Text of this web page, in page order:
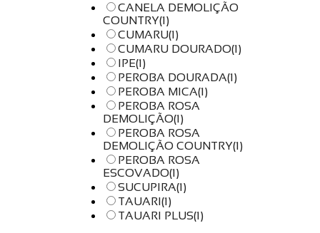
CANELA DEMOLIÇÃO
COUNTRY(1)
CUMARU(1)
CUMARU DOURADO(1)
IPE(1)
PEROBA DOURADA(1)
PEROBA MICA(1)
PEROBA ROSA
DEMOLIÇÃO(1)
PEROBA ROSA
DEMOLIÇÃO COUNTRY(1)
PEROBA ROSA
ESCOVADO(1)
SUCUPIRA(1)
TAUARI(1)
TAUARI PLUS(1)